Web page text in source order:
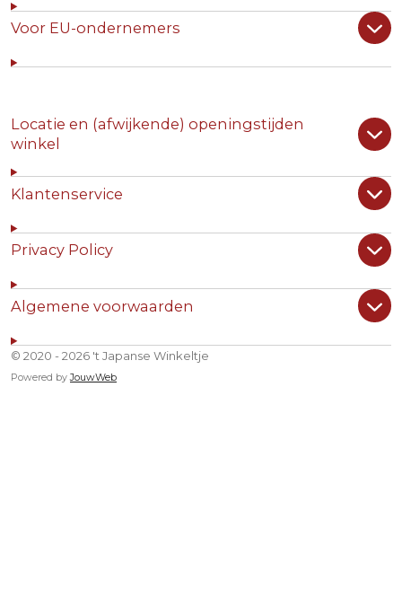
Voor EU-ondernemers
Locatie en (afwijkende) openingstijden
winkel
Klantenservice
Privacy Policy
Algemene voorwaarden
© 2020 - 2026 't Japanse Winkeltje
Powered byJouwWeb